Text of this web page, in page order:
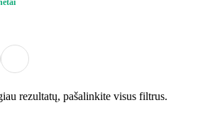
rezultatų, pašalinkite visus filtrus.